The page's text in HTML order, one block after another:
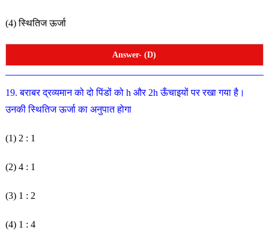
(4) स्थितिज ऊर्जा
Answer- (D)
19. बराबर द्रव्यमान को दो पिंडों को h और 2h ऊँचाइयों पर रखा गयाहै।
उनकी स्थितिज ऊर्जा का अनुपात होगा
(1) 2 : 1
(2) 4 : 1
(3) 1 : 2
(4) 1 : 4